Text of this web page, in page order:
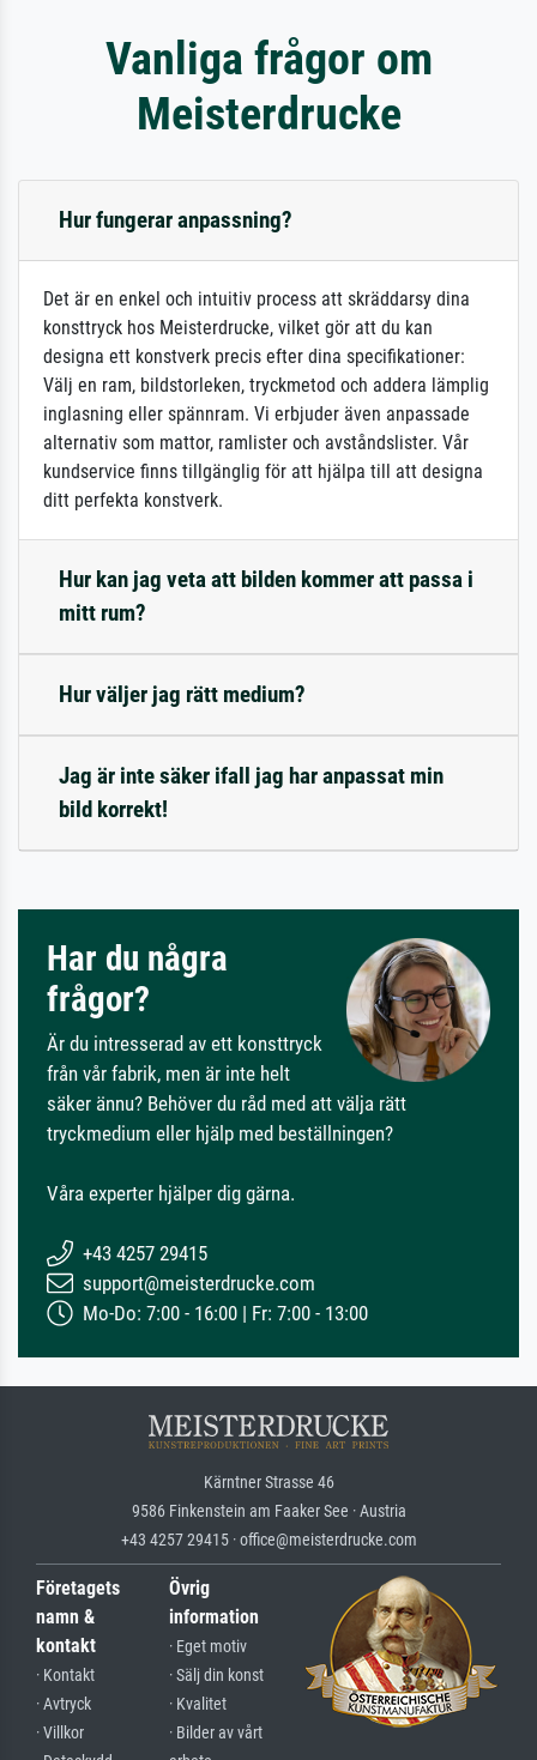
Vanliga frågor om
Meisterdrucke
Hur fungerar anpassning?
Det är en enkel och intuitiv process att skräddarsy dina
konsttryck hos Meisterdrucke, vilket gör att du kan
designa ett konstverk precis efter dina specifikationer:
Välj en ram, bildstorleken, tryckmetod och addera lämplig
inglasning eller spännram. Vi erbjuder även anpassade
alternativ som mattor, ramlister och avståndslister. Vår
kundservice finns tillgänglig för att hjälpa till att designa
ditt perfekta konstverk.
Hur kan jag veta att bilden kommer att passa i
mitt rum?
Hur väljer jag rätt medium?
Jag är inte säker ifall jag har anpassat min
bild korrekt!
Har du några
frågor?
Är du intresserad av ett konsttryck
från vår fabrik, men är inte helt
säker ännu? Behöver du råd med att välja rätt
tryckmedium eller hjälp med beställningen?
Våra experter hjälper dig gärna.
+43 4257 29415
support@meisterdrucke.com
Mo-Do: 7:00 - 16:00 | Fr: 7:00 - 13:00
Kärntner Strasse 46
9586 Finkenstein am Faaker See · Austria
+43 4257 29415 · office@meisterdrucke.com
Företagets
namn &
kontakt
· Kontakt
· Avtryck
· Villkor
Övrig
information
· Eget motiv
· Sälj din konst
· Kvalitet
· Bilder av vårt